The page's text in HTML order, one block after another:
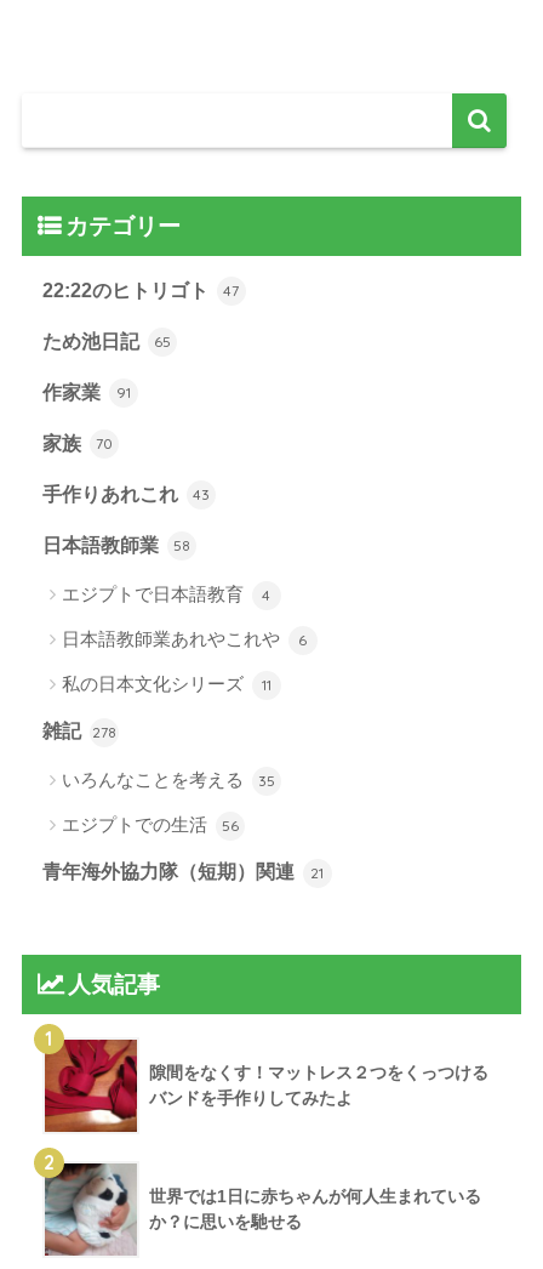
カテゴリー
22:22のヒトリゴト 47
ため池日記 65
作家業 91
家族 70
手作りあれこれ 43
日本語教師業 58
エジプトで日本語教育 4
日本語教師業あれやこれや 6
私の日本文化シリーズ 11
雑記 278
いろんなことを考える 35
エジプトでの生活 56
青年海外協力隊（短期）関連 21
人気記事
1
隙間をなくす！マットレス２つをくっつける
バンドを手作りしてみたよ
2
世界では1日に赤ちゃんが何人生まれている
か？に思いを馳せる